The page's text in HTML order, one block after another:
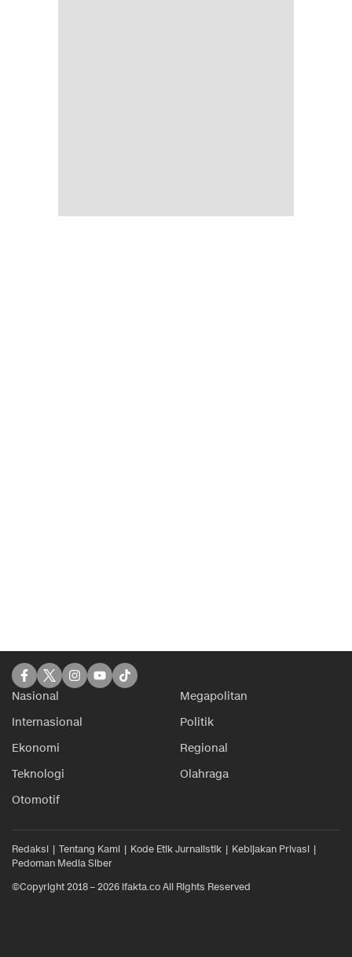
Nasional
Megapolitan
Internasional
Politik
Ekonomi
Regional
Teknologi
Olahraga
Otomotif
Redaksi Tentang Kami Kode Etik Jurnalistik
Kebijakan Privasi
Pedoman Media Siber
©Copyright 2018 – 2026 ifakta.co All Rights Reserved